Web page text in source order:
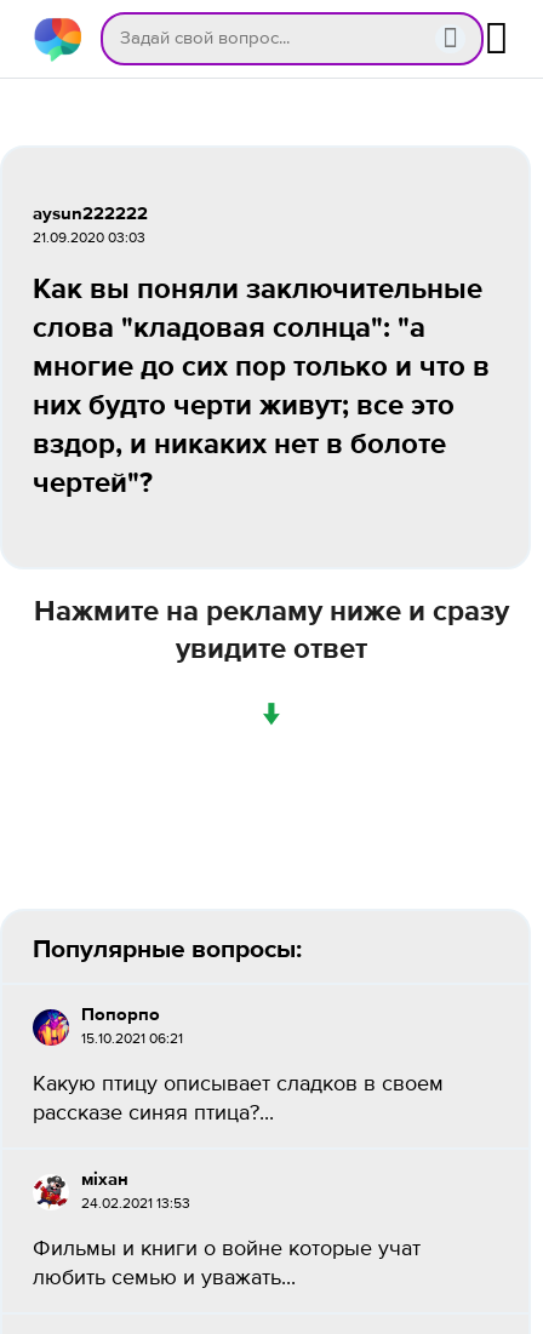
aysun222222
21.09.2020 03:03
Как вы поняли заключительные
слова "кладовая солнца": "а
многие до сих пор только и что в
них будто черти живут; все это
вздор, и никаких нет в болоте
чертей"?
Нажмите на рекламу ниже и сразу
увидите ответ
↓
Популярные вопросы:
Попорпо
15.10.2021 06:21
Какую птицу описывает сладков в своем
рассказе синяя птица?...
міхан
24.02.2021 13:53
Фильмы и книги о войне которые учат
любить семью и уважать...